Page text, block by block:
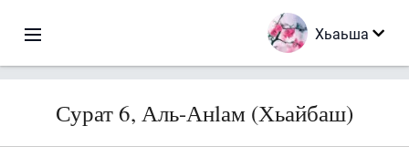
Хьаьша
Сурат 6, Аль-Анlам (Хьайбаш)